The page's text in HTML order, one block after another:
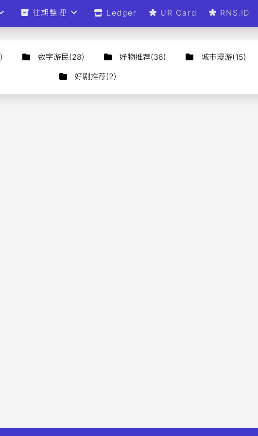
往期整理 Ledger UR Card RNS.ID
) 数字游民(28) 好物推荐(36) 城市漫游(15)
好剧推荐(2)